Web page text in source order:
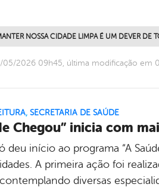
NOSSA CIDADE LIMPA É UM DEVER DE
05/2026 09h45, última modificação em
, SECRETARIA DE SAÚDE
Chegou” inicia com
deu início ao programa “A
A primeira ação foi
diversas